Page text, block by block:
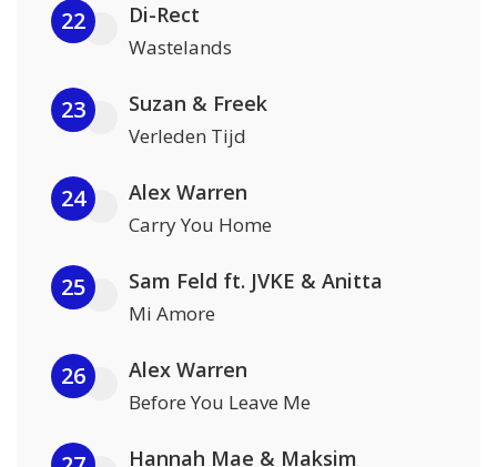
22 Di-Rect
Wastelands
23 Suzan & Freek
Verleden Tijd
24 Alex Warren
Carry You Home
25 Sam Feld ft. JVKE & Anitta
Mi Amore
26 Alex Warren
Before You Leave Me
Hannah Mae & Maksim